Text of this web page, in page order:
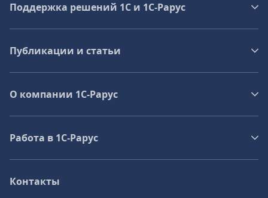
Поддержка решений 1С и 1С‑Рарус
Публикации и статьи
О компании 1C-Рарус
Работа в 1С‑Рарус
Контакты